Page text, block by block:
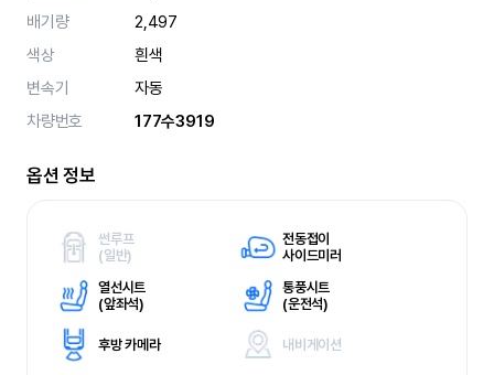
배기량
2,497
색상
흰색
변속기
자동
차량번호
177수3919
옵션 정보
썬루프
(일반)
전동접이
사이드미러
열선시트
(앞좌석)
통풍시트
(운전석)
후방 카메라 내비게이션